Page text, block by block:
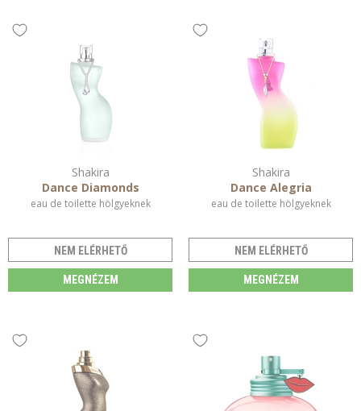
Shakira
Dance Diamonds
eau de toilette hölgyeknek
NEM ELÉRHETŐ
MEGNÉZEM
Shakira
Dance Alegria
eau de toilette hölgyeknek
NEM ELÉRHETŐ
MEGNÉZEM